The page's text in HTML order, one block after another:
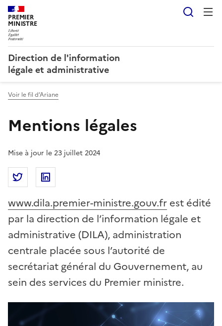
PREMIER
MINISTRE
Direction de l'information
légale et administrative
Voir le fil d’Ariane
Mentions légales
Mise à jour le 23 juillet 2024
Partager la page
Partager Mentions légales sur Twitter
www.dila.premier-ministre.gouv.fr est édité
par la direction de l’information légale et
administrative (DILA), administration
centrale placée sous l’autorité de
secrétariat général du Gouvernement, au
sein des services du Premier ministre.